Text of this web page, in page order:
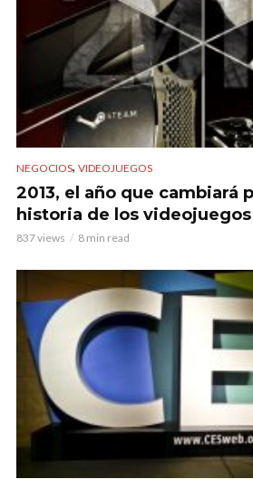
NEGOCIOS, VIDEOJUEGOS
2013, el año que cambiará
historia de los videojuegos
837 views 8 min read